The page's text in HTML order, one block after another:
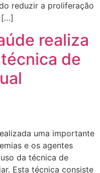
reduzir a proliferação
[…]
realiza
de
uma importante
e os agentes
da técnica de
Esta técnica consiste